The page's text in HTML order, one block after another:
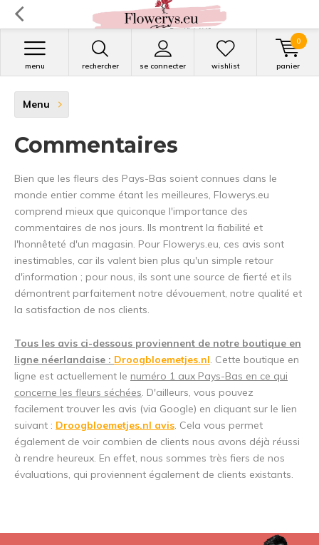
rechercher se connecter
menu wishlist panier
0
Menu
Commentaires
Bien que les fleurs des Pays-Bas soient connues dans le
monde entier comme étant les meilleures, Flowerys.eu
comprend mieux que quiconque l'importance des
commentaires de nos jours. Ils montrent la fiabilité et
l'honnêteté d'un magasin. Pour Flowerys.eu, ces avis sont
inestimables, car ils valent bien plus qu'un simple retour
d'information ; pour nous, ils sont une source de fierté et ils
démontrent parfaitement notre dévouement, notre qualité et
la satisfaction de nos clients.
Tous les avis ci-dessous proviennent de notre boutique en
ligne néerlandaise : Droogbloemetjes.nl. Cette boutique en
ligne est actuellement le numéro 1 aux Pays-Bas en ce qui
concerne les fleurs séchées. D'ailleurs, vous pouvez
facilement trouver les avis (via Google) en cliquant sur le lien
suivant : Droogbloemetjes.nl avis. Cela vous permet
également de voir combien de clients nous avons déjà réussi
à rendre heureux. En effet, nous sommes très fiers de nos
évaluations, qui proviennent également de clients existants.